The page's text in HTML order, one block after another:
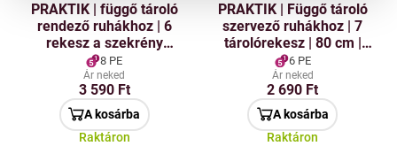
PRAKTIK | függő tároló
rendező ruhákhoz | 6
rekesz a szekrény
akasztójára | 121 cm |
szürke
8 PE
Ár neked
3 590 Ft
A kosárba
Raktáron
PRAKTIK | Függő tároló
szervező ruhákhoz | 7
tárolórekesz | 80 cm |
szürke
6 PE
Ár neked
2 690 Ft
A kosárba
Raktáron